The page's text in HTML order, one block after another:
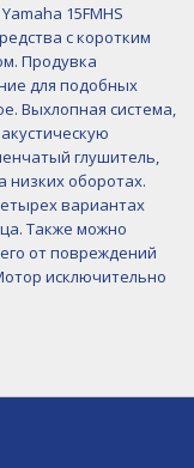
Yamaha 15FMHS
с коротким
Продувка
для подобных
Выхлопная система,
глушитель,
низких оборотах.
вариантах
Также можно
от повреждений
исключительно